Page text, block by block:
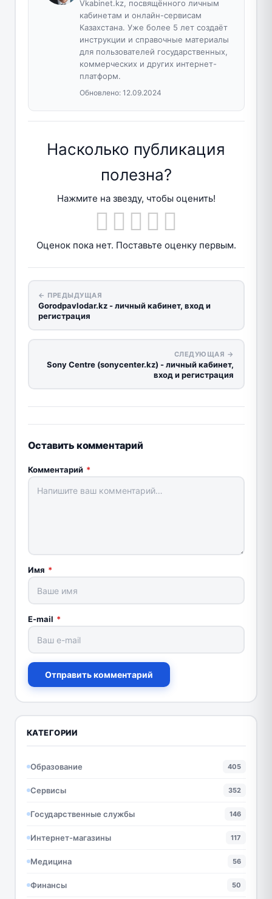
Vkabinet.kz, посвящённого личным
кабинетам и онлайн-сервисам
Казахстана. Уже более 5 лет создаёт
инструкции и справочные материалы
для пользователей государственных,
коммерческих и других интернет-
платформ.
Обновлено: 12.09.2024
Насколько публикация
полезна?
Нажмите на звезду, чтобы оценить!
Оценок пока нет. Поставьте оценку первым.
← ПРЕДЫДУЩАЯ
Gorodpavlodar.kz - личный кабинет, вход и
регистрация
СЛЕДУЮЩАЯ →
Sony Centre (sonycenter.kz) - личный кабинет,
вход и регистрация
Оставить комментарий
Комментарий *
Имя *
E-mail *
Отправить комментарий
КАТЕГОРИИ
Образование 405
Сервисы 352
Государственные службы 146
Интернет-магазины 117
Медицина 56
Финансы 50